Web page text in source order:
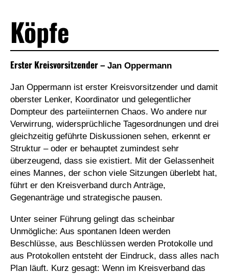
Köpfe
Erster Kreisvorsitzender – Jan Oppermann
Jan Oppermann ist erster Kreisvorsitzender und damit
oberster Lenker, Koordinator und gelegentlicher
Dompteur des parteiinternen Chaos. Wo andere nur
Verwirrung, widersprüchliche Tagesordnungen und drei
gleichzeitig geführte Diskussionen sehen, erkennt er
Struktur – oder er behauptet zumindest sehr
überzeugend, dass sie existiert. Mit der Gelassenheit
eines Mannes, der schon viele Sitzungen überlebt hat,
führt er den Kreisverband durch Anträge,
Gegenanträge und strategische pausen.
Unter seiner Führung gelingt das scheinbar
Unmögliche: Aus spontanen Ideen werden
Beschlüsse, aus Beschlüssen werden Protokolle und
aus Protokollen entsteht der Eindruck, dass alles nach
Plan läuft. Kurz gesagt: Wenn im Kreisverband das